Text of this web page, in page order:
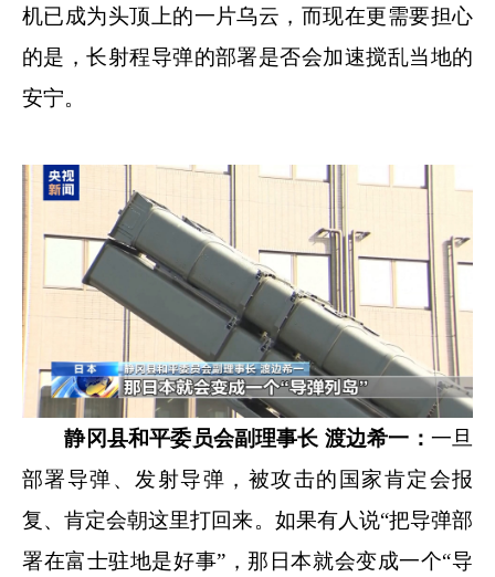
机已成为头顶上的一片乌云，而现在更需要担心
的是，长射程导弹的部署是否会加速搅乱当地的
安宁。
静冈县和平委员会副理事长 渡边希一： 一旦
部署导弹、发射导弹，被攻击的国家肯定会报
复、肯定会朝这里打回来。如果有人说“把导弹部
署在富士驻地是好事”，那日本就会变成一个“导